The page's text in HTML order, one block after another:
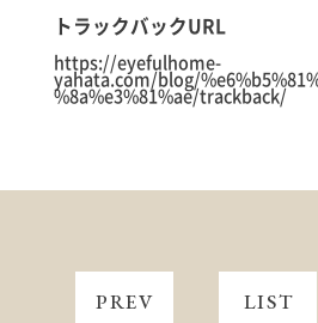
トラックバックURL
https://eyefulhome-
yahata.com/blog/
%8a%e3%81%ae/trackback/
PREV LIST